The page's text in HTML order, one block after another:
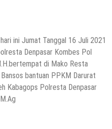
ini Jumat Tanggal 16 Juli 2021
Denpasar Kombes Pol
di Mako Resta
bantuan PPKM Darurat
Kabagops Polresta Denpasar